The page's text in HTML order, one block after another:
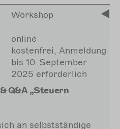
Workshop
online
kostenfrei, Anmeldung
bis 10. September
2025 erforderlich
Q&A „Steuern
an selbstständige